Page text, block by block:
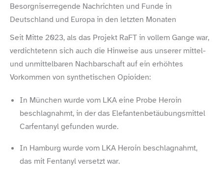
Besorgniserregende Nachrichten und Funde in
Deutschland und Europa in den letzten Monaten
Seit Mitte 2023, als das Projekt RaFT in vollem Gange war,
verdichtetenn sich auch die Hinweise aus unserer mittel-
und unmittelbaren Nachbarschaft auf ein erhöhtes
Vorkommen von synthetischen Opioiden:
In München wurde vom LKA eine Probe Heroin
beschlagnahmt, in der das Elefantenbetäubungsmittel
Carfentanyl gefunden wurde.
In Hamburg wurde vom LKA Heroin beschlagnahmt,
das mit Fentanyl versetzt war.